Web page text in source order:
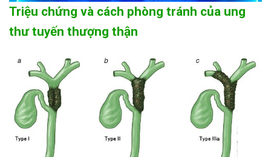
Triệu chứng và cách phòng tránh của ung
thư tuyến thượng thận